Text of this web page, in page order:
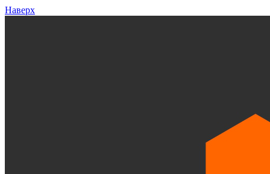
Наверх